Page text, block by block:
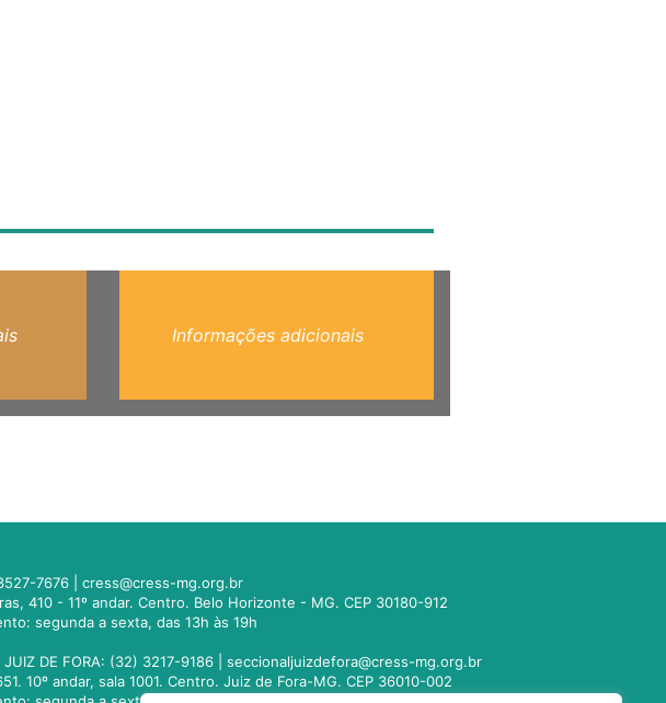
Informações adicionais
7676 |cress@cress-mg.org.br
410 - 11º andar. Centro. Belo Horizonte - MG. CEP 30180-912
segunda a sexta, das 13h às 19h
JUIZ DE FORA: (32) 3217-9186 |seccionaljuizdefora@cress-mg.org.br
10º andar, sala 1001. Centro. Juiz de Fora-MG. CEP 36010-002